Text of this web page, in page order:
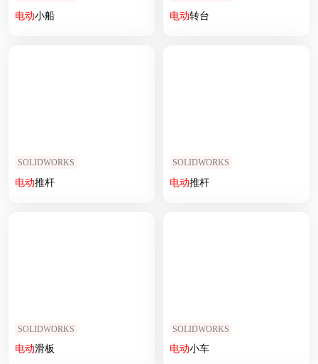
电动小船 电动转台
SOLIDWORKS
电动推杆
SOLIDWORKS
电动推杆
SOLIDWORKS
电动滑板
SOLIDWORKS
电动小车